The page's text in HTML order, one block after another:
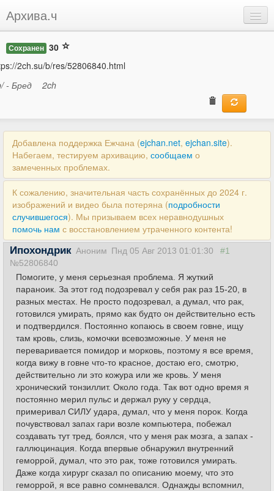
Архива.ч
Добавить
Войти
Сохранен 30
2ch.su/b/res/52806840.html
- Бред
2ch
Добавлена поддержка Ежчана (ejchan.net, ejchan.site).
Набегаем, тестируем архивацию, сообщаем о
замеченных проблемах.
К сожалению, значительная часть сохранённых до 2024 г.
изображений и видео была потеряна (подробности
случившегося). Мы призываем всех неравнодушных
помочь нам с восстановлением утраченного контента!
Ипохондрик Аноним Пнд 05 Авг 2013 01:01:30
#1
№52806840
Помогите, у меня серьезная проблема. Я жуткий
параноик. За этот год подозревал у себя рак раз 15-20, в
разных местах. Не просто подозревал, а думал, что рак,
готовился умирать, прямо как будто он действительно есть
и подтвердился. Постоянно копаюсь в своем говне, ищу
там кровь, слизь, комочки всевозможные. У меня не
переваривается помидор и морковь, поэтому я все время,
когда вижу в говне что-то красное, достаю его, смотрю,
действительно ли это кожура или же кровь. У меня
хронический тонзиллит. Около года. Так вот одно время я
постоянно мерил пульс и держал руку у сердца,
примеривал СИЛУ удара, думал, что у меня порок. Когда
почувствовал запах гари возле компьютера, побежал
создавать тут тред, боялся, что у меня рак мозга, а запах -
галлюцинация. Когда впервые обнаружил внутренний
геморрой, думал, что это рак, тоже готовился умирать.
Даже когда хирург сказал по описанию моему, что это
геморрой, я все равно сомневался. Однажды вспомнил,